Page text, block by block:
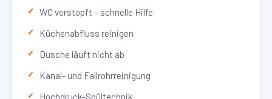
WC verstopft – schnelle Hilfe
Küchenabfluss reinigen
Dusche läuft nicht ab
Kanal- und Fallrohrreinigung
Hochdruck-Spültechnik